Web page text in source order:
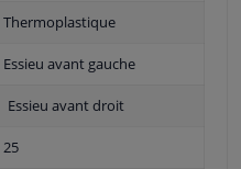
Thermoplastique
Essieu avant gauche
Essieu avant droit
25